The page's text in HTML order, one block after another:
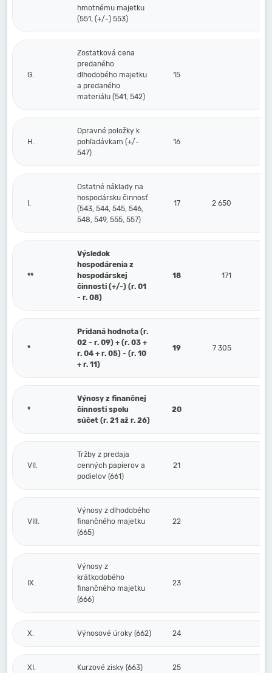
hmotnému majetku
(551, (+/-) 553)
G.
Zostatková cena
predaného
dlhodobého majetku
a predaného
materiálu (541, 542)
15
H.
Opravné položky k
pohľadávkam (+/-
547)
16
I.
Ostatné náklady na
hospodársku činnosť
(543, 544, 545, 546,
548, 549, 555, 557)
17 2 650
**
Výsledok
hospodárenia z
hospodárskej
činnosti (+/-) (r. 01
- r. 08)
18 171
*
Pridaná hodnota (r.
02 - r. 09) + (r. 03 +
r. 04 + r. 05) - (r. 10
+ r. 11)
19 7 305
*
Výnosy z finančnej
činnosti spolu
súčet (r. 21 až r. 26)
20
VII.
Tržby z predaja
cenných papierov a
podielov (661)
21
VIII.
Výnosy z dlhodobého
finančného majetku
(665)
22
IX.
Výnosy z
krátkodobého
finančného majetku
(666)
23
X. Výnosové úroky (662) 24
XI. Kurzové zisky (663) 25